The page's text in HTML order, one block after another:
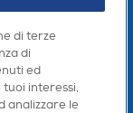
di terze
di
ed
interessi,
analizzare le